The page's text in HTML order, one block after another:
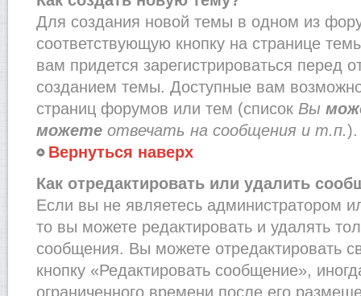
Для создания новой темы в одном из
соответствующую кнопку на странице
вам придется зарегистрироваться перед
созданием темы. Доступные вам
страниц форумов или тем (список Вы
можете отвечать на сообщения и т.п.).
Вернуться наверх
Как отредактировать или удалить
Если вы не являетесь администратором
то вы можете редактировать и удалять
сообщения. Вы можете отредактировать
кнопку «Редактировать сообщение»,
ограниченного времени после его